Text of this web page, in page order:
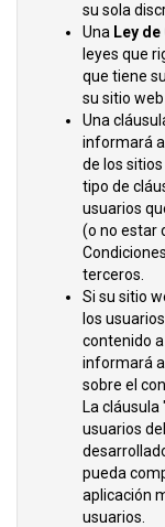
su sola
Una Ley
leyes que
que tiene
su sitio
Una
informará
de los
tipo de
usuarios
(o no estar
terceros.
Si su sitio
los
contenido
informará
sobre el
La
usuarios
pueda
aplicación
usuarios.